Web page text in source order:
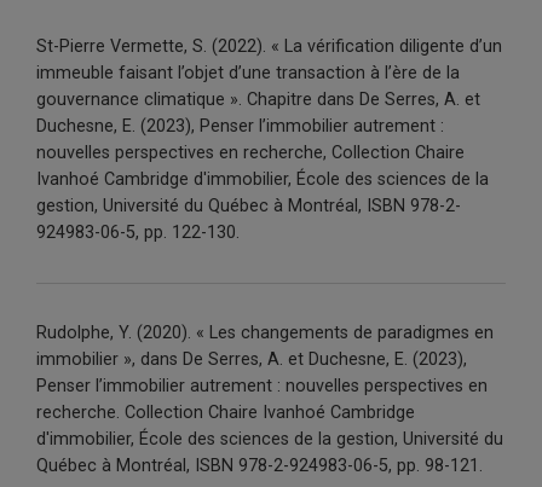
St-Pierre Vermette, S. (2022). « La vérification diligente d’un
immeuble faisant l’objet d’une transaction à l’ère de la
gouvernance climatique ». Chapitre dans De Serres, A. et
Duchesne, E. (2023), Penser l’immobilier autrement :
nouvelles perspectives en recherche, Collection Chaire
Ivanhoé Cambridge d'immobilier, École des sciences de la
gestion, Université du Québec à Montréal, ISBN 978-2-
924983-06-5, pp. 122-130.
Rudolphe, Y. (2020). « Les changements de paradigmes en
immobilier », dans De Serres, A. et Duchesne, E. (2023),
Penser l’immobilier autrement : nouvelles perspectives en
recherche. Collection Chaire Ivanhoé Cambridge
d'immobilier, École des sciences de la gestion, Université du
Québec à Montréal, ISBN 978-2-924983-06-5, pp. 98-121.